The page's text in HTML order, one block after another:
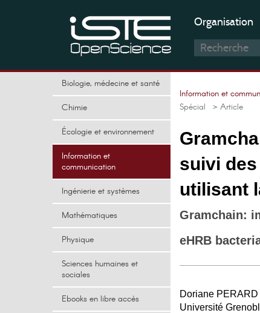
Organisation
Biologie, médecine et santé
Chimie
Écologie et environnement
Information et
communication
Ingénierie et systèmes
Mathématiques
Physique
Sciences humaines et
sociales
Ebooks en libre accès
Information et
Spécial > Article
suivi
utilisant
Gramchain:
eHRB
Doriane PERARD
Université